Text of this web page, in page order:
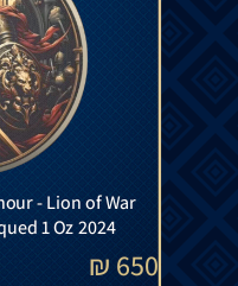
- Lion of War
1 Oz 2024
650
₪